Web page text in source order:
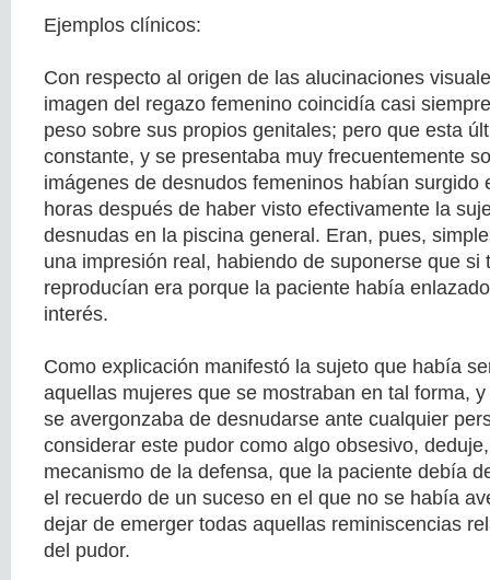
Ejemplos clínicos:
Con respecto al origen de las alucinaciones
imagen del regazo femenino coincidía casi
peso sobre sus propios genitales; pero que esta
constante, y se presentaba muy frecuentemente
imágenes de desnudos femeninos habían surgido
horas después de haber visto efectivamente la
desnudas en la piscina general. Eran, pues,
una impresión real, habiendo de suponerse que si
reproducían era porque la paciente había
interés.
Como explicación manifestó la sujeto que había
aquellas mujeres que se mostraban en tal forma,
se avergonzaba de desnudarse ante cualquier
considerar este pudor como algo obsesivo,
mecanismo de la defensa, que la paciente debía
el recuerdo de un suceso en el que no se había
dejar de emerger todas aquellas reminiscencias
del pudor.